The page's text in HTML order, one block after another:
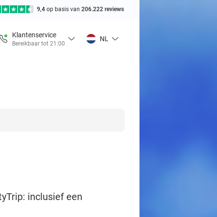
9,4 op basis van 206.222 reviews
Klantenservice
Bereikbaar tot 21:00
NL
inclusief een